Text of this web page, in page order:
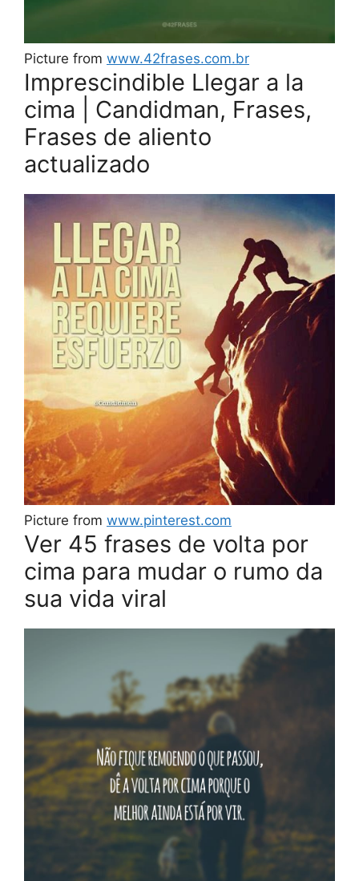
Picture from www.42frases.com.br
Imprescindible Llegar a la
cima | Candidman, Frases,
Frases de aliento
actualizado
Picture from www.pinterest.com
Ver 45 frases de volta por
cima para mudar o rumo da
sua vida viral